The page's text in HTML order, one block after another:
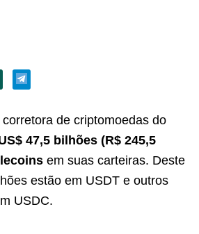
corretora de criptomoedas do
47,5 bilhões (R$ 245,5
em suas carteiras. Deste
estão em USDT e outros
USDC.